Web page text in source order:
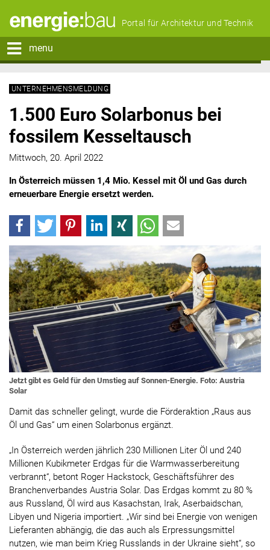
Portal für Architektur und Technik
menu
UNTERNEHMENSMELDUNG
1.500 Euro Solarbonus bei
fossilem Kesseltausch
Mittwoch, 20. April 2022
In Österreich müssen 1,4 Mio. Kessel mit Öl und Gas durch
erneuerbare Energie ersetzt werden.
Jetzt gibt es Geld für den Umstieg auf Sonnen-Energie. Foto: Austria
Solar
Damit das schneller gelingt, wurde die Förderaktion „Raus aus
Öl und Gas“ um einen Solarbonus ergänzt.
„In Österreich werden jährlich 230 Millionen Liter Öl und 240
Millionen Kubikmeter Erdgas für die Warmwasserbereitung
verbrannt“, betont Roger Hackstock, Geschäftsführer des
Branchenverbandes Austria Solar. Das Erdgas kommt zu 80 %
aus Russland, Öl wird aus Kasachstan, Irak, Aserbaidschan,
Libyen und Nigeria importiert. „Wir sind bei Energie von wenigen
Lieferanten abhängig, die das auch als Erpressungsmittel
nutzen, wie man beim Krieg Russlands in der Ukraine sieht“, so